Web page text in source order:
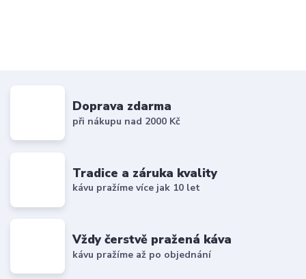
Doprava zdarma
při nákupu nad 2000 Kč
Tradice a záruka kvality
kávu pražíme více jak 10 let
Vždy čerstvě pražená káva
kávu pražíme až po objednání